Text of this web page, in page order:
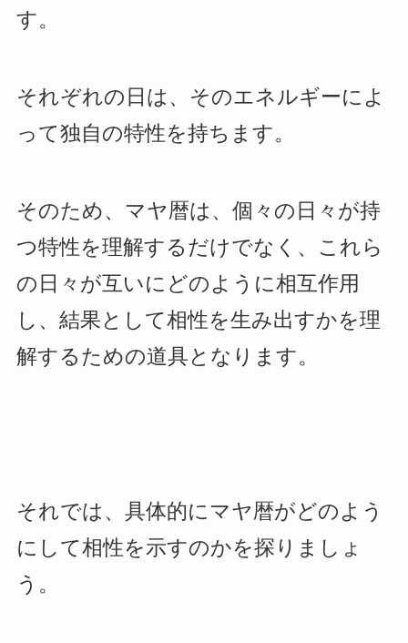
す。
それぞれの日は、そのエネルギーによ
って独自の特性を持ちます。
そのため、マヤ暦は、個々の日々が持
つ特性を理解するだけでなく、これら
の日々が互いにどのように相互作用
し、結果として相性を生み出すかを理
解するための道具となります。
それでは、具体的にマヤ暦がどのよう
にして相性を示すのかを探りましょ
う。